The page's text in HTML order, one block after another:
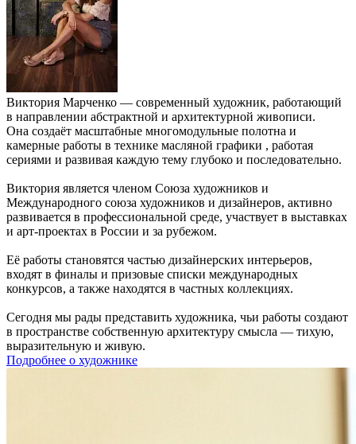
Виктория Марченко — современный художник, работающий
в направлении абстрактной и архитектурной живописи.
Она создаёт масштабные многомодульные полотна и
камерные работы в технике масляной графики , работая
сериями и развивая каждую тему глубоко и последовательно.
Виктория является членом Союза художников и
Международного союза художников и дизайнеров, активно
развивается в профессиональной среде, участвует в выставках
и арт-проектах в России и за рубежом.
Её работы становятся частью дизайнерских интерьеров,
входят в финалы и призовые списки международных
конкурсов, а также находятся в частных коллекциях.
Сегодня мы рады представить художника, чьи работы создают
в пространстве собственную архитектуру смысла — тихую,
выразительную и живую.
Подробнее о художнике